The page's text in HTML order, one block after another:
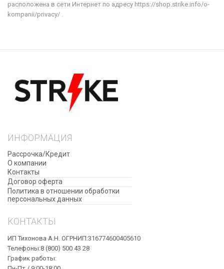
расположена в сети Интернет по адресу https://shop.strike.info/o-
kompanii/privacy/ .
ИНФОРМАЦИЯ
Рассрочка/Кредит
О компании
Контакты
Договор оферта
​Политика в отношении обработки
персональных данных
КОНТАКТЫ
ИП Тихонова А.Н. ОГРНИП:316774600405610
Телефоны:8 (800) 500 43 28
График работы: